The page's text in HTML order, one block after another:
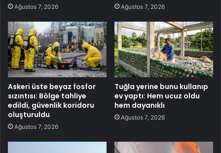
Ağustos 7, 2026 Ağustos 7, 2026
Askeri üste beyaz fosfor
sızıntısı: Bölge tahliye
edildi, güvenlik koridoru
oluşturuldu
Ağustos 7, 2026
Tuğla yerine bunu kullanıp
ev yaptı: Hem ucuz oldu
hem dayanıklı
Ağustos 7, 2026